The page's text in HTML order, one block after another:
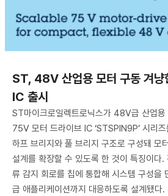
ST, 48V 산업용 모터 구동 겨
IC 출시
ST마이크로일렉트로닉스가 48V급 산업용
75V 모터 드라이브 IC ‘STSPIN9P’ 시리
하프 브리지와 풀 브리지 구조로 구성돼 모
설계를 확장할 수 있도록 한 것이 특징이다
류 감지 회로를 칩에 통합해 시스템 구성
급 애플리케이션까지 대응하도록 설계됐다